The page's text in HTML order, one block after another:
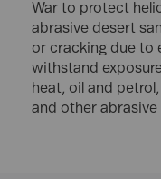
War to protect
abrasive desert
or cracking due to
withstand
heat, oil and
and other abrasive